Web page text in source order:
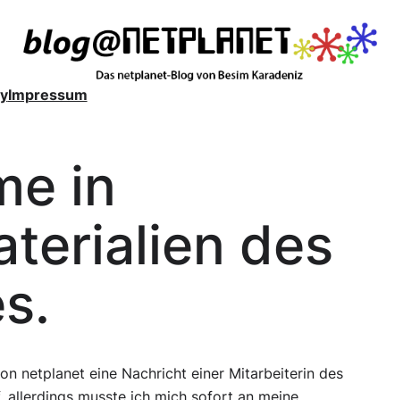
Impressum
in
des
netplanet eine Nachricht einer Mitarbeiterin des